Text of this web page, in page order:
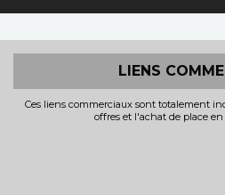
LIENS
Ces liens commerciaux sont totalement
offres et l'achat de place